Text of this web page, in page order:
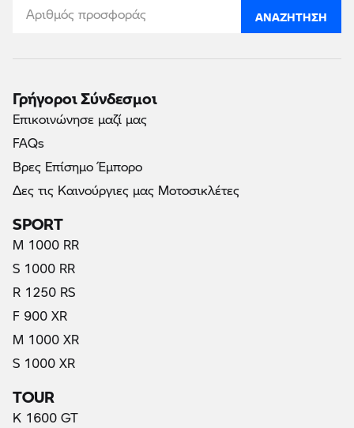
ΑΝΑΖΉΤΗΣΗ
Γρήγοροι Σύνδεσμοι
Επικοινώνησε μαζί μας
FAQs
Βρες Επίσημο Έμπορο
Δες τις Καινούργιες μας Μοτοσικλέτες
SPORT
M 1000 RR
S 1000 RR
R 1250 RS
F 900 XR
M 1000 XR
S 1000 XR
TOUR
K 1600 GT